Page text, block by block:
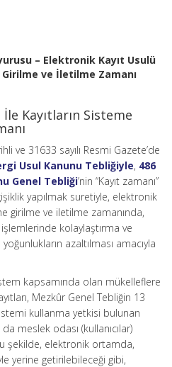
– Elektronik Kayıt Usulü
Girilme ve İletilme Zamanı
Kayıtların Sisteme
ve 31633 sayılı Resmi Gazete’de
Usul Kanunu Tebliğiyle, 486
Genel Tebliği’nin “Kayıt zamanı”
yapılmak suretiyle, elektronik
girilme ve iletilme zamanında,
kolaylaştırma ve
azaltılması amacıyla
kapsamında olan mükelleflere
Mezkûr Genel Tebliğin 13
kullanma yetkisi bulunan
meslek odası (kullanıcılar)
şekilde, elektronik ortamda,
yerine getirilebileceği gibi,